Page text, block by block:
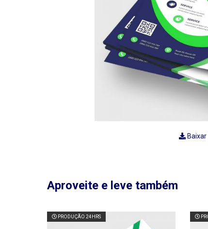
Aproveite e leve também
PRODUÇÃO 24HRS